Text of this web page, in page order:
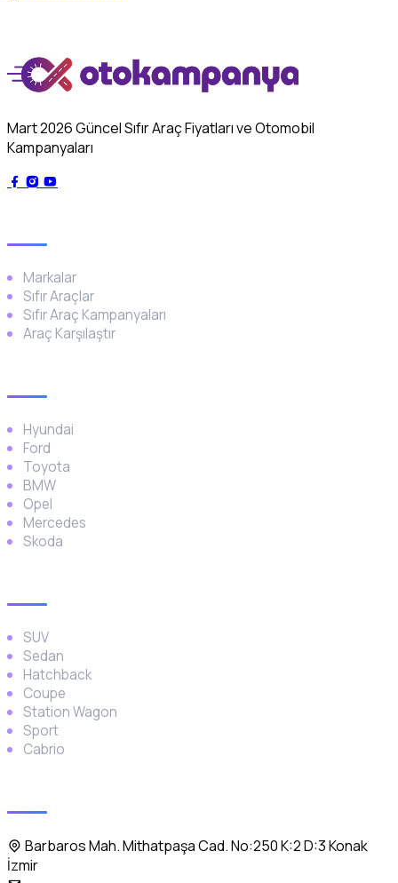
Mart 2026 Güncel Sıfır Araç Fiyatları ve Otomobil
Kampanyaları
Markalar
Sıfır Araçlar
Sıfır Araç Kampanyaları
Araç Karşılaştır
Hyundai
Ford
Toyota
BMW
Opel
Mercedes
Skoda
SUV
Sedan
Hatchback
Coupe
Station Wagon
Sport
Cabrio
Barbaros Mah. Mithatpaşa Cad. No:250 K:2 D:3 Konak
İzmir